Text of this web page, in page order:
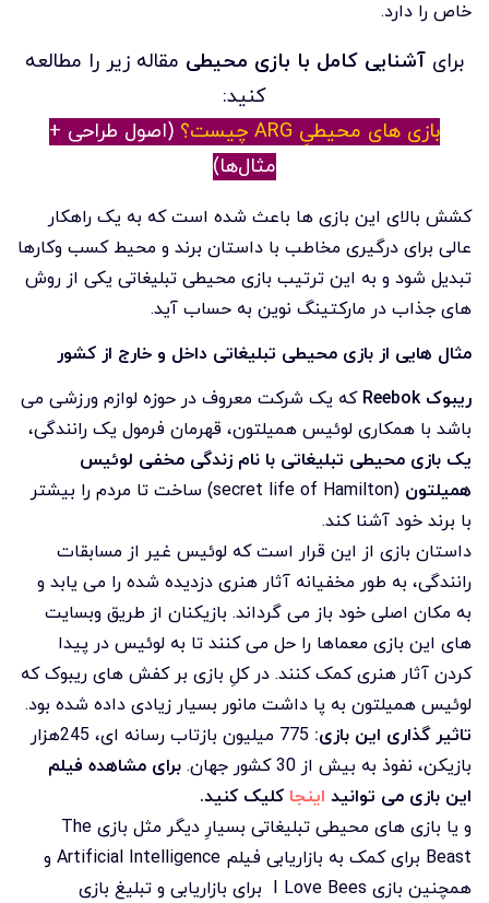
خاص را دارد.
برای آشنایی کامل با بازی محیطی مقاله زیر را مطالعه
کنید:
بازی های محیطیِ ARG چیست؟
(اصول طراحی +
مثال‌ها)
کشش بالای این بازی ها باعث شده است که به یک راهکار
عالی برای درگیری مخاطب با داستان برند و محیط کسب وکارها
تبدیل شود و به این ترتیب بازی محیطی تبلیغاتی یکی از روش
های جذاب در مارکتینگ نوین به حساب آید.
مثال هایی از بازی محیطی تبلیغاتی داخل و خارج از کشور
ریبوکReebok که یک شرکت معروف در حوزه لوازم ورزشی می
باشد با همکاری لوئیس همیلتون، قهرمان فرمول یک رانندگی،
یک بازی محیطی تبلیغاتی با نام زندگی مخفی لوئیس
همیلتون
(secret life of Hamilton) ساخت تا مردم را بیشتر
با برند خود آشنا کند.
داستان بازی از این قرار است که لوئیس غیر از مسابقات
رانندگی، به طور مخفیانه آثار هنری دزدیده شده را می یابد و
به مکان اصلی خود باز می گرداند. بازیکنان از طریق وبسایت
های این بازی معماها را حل می کنند تا به لوئیس در پیدا
کردن آثار هنری کمک کنند. در کلِ بازی بر کفش های ریبوک که
لوئیس همیلتون به پا داشت مانور بسیار زیادی داده شده بود.
تاثیر گذاری این بازی:
775 میلیون بازتاب رسانه ای، 245هزار
بازیکن، نفوذ به بیش از 30 کشور جهان.
برای مشاهده فیلم
این بازی می توانید اینجا کلیک کنید.
و یا بازی های محیطی تبلیغاتی بسیارِ دیگر مثل بازی The
Beast برای کمک به بازاریابی فیلم Artificial Intelligence و
همچنین بازی I Love Bees برای بازاریابی و تبلیغ بازی